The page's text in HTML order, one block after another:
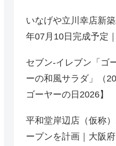
いなげや立川幸店新
年07月10日完成予定
セブン-イレブン「ゴ
ーの和風サラダ」（
ゴーヤーの日2026】
平和堂岸辺店（仮称
ープンを計画｜大阪